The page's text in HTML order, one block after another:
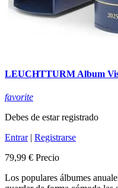
LEUCHTTURM Album
favorite
Debes de estar registrado
Entrar| Registrarse
79,99 € Precio
Los populares álbumes